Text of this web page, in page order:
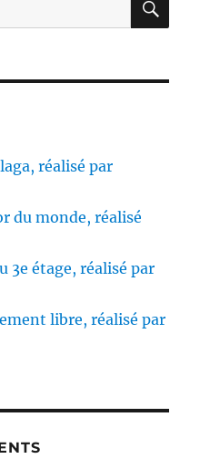
réalisé par
du monde, réalisé
3e étage, réalisé par
libre, réalisé par